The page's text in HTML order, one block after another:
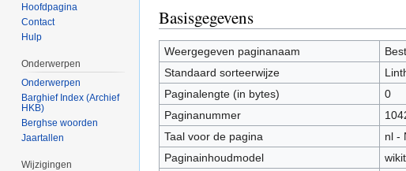
Basisgegevens
Weergegeven paginanaam
Standaard sorteerwijze
Paginalengte (in bytes)
0
Paginanummer
Taal voor de pagina
nl -
Paginainhoudmodel
Hoofdpagina
Contact
Hulp
Onderwerpen
Onderwerpen
Barghief Index (Archief
HKB)
Berghse woorden
Jaartallen
Wijzigingen